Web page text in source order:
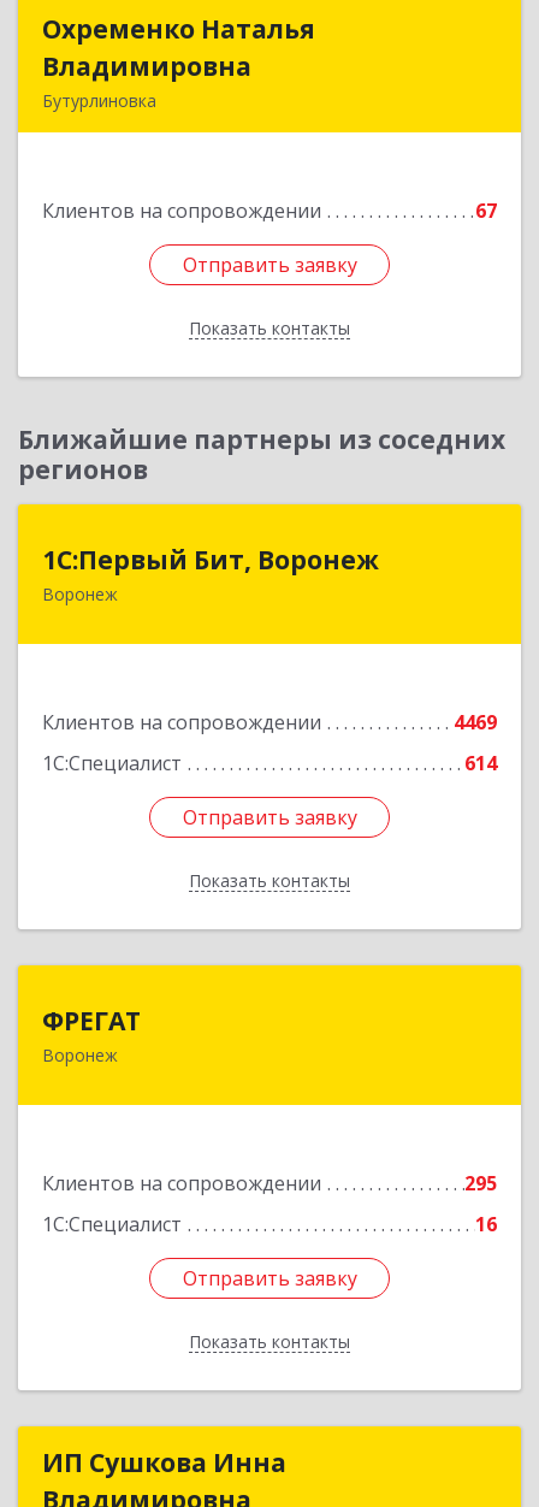
Охременко Наталья
Владимировна
Бутурлиновка
Клиентов на сопровождении 67
Отправить заявку
Показать контакты
Охременко Наталья
Отправить заявку
Назад
Ближайшие партнеры из соседних
регионов
1С:Первый Бит, Воронеж
Воронеж
Клиентов на сопровождении
4469
1С:Специалист
614
Отправить заявку
Показать контакты
1С:Первый Бит, Воронеж
394006, Воронежская обл, Воронеж г, 20-летия
Отправить заявку
Назад
ФРЕГАТ
Воронеж
Клиентов на сопровождении
295
1С:Специалист
16
Отправить заявку
Показать контакты
Отправить заявку
Назад
ИП Сушкова Инна
Владимировна
ИП Сушкова Инна